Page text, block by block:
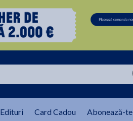
Edituri Card Cadou Abonează-te